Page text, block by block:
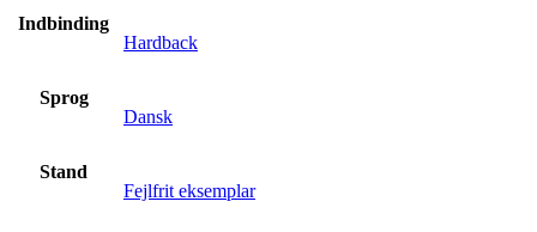
Indbinding
Hardback
Sprog
Dansk
Stand
Fejlfrit eksemplar